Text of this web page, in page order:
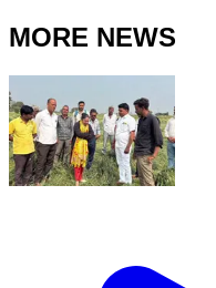
MORE NEWS